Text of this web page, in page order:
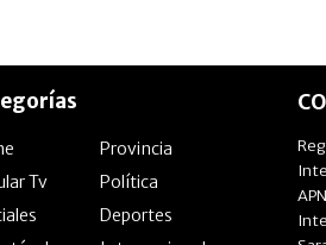
Provincia
Tv
Política
Deportes